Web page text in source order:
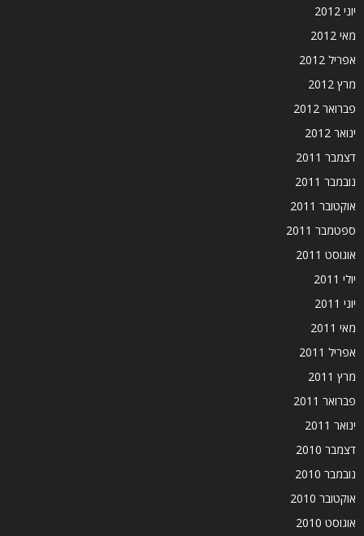
יוני 2012
מאי 2012
אפריל 2012
מרץ 2012
פברואר 2012
ינואר 2012
דצמבר 2011
נובמבר 2011
אוקטובר 2011
ספטמבר 2011
אוגוסט 2011
יולי 2011
יוני 2011
מאי 2011
אפריל 2011
מרץ 2011
פברואר 2011
ינואר 2011
דצמבר 2010
נובמבר 2010
אוקטובר 2010
אוגוסט 2010